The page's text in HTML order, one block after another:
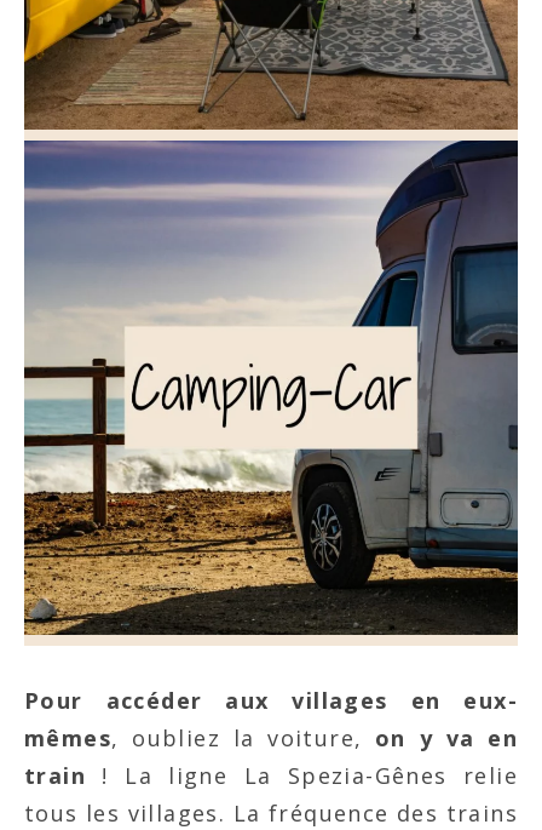
Pour accéder aux villages en eux-
mêmes, oubliez la voiture, on y va en
train ! La ligne La Spezia-Gênes relie
tous les villages. La fréquence des trains